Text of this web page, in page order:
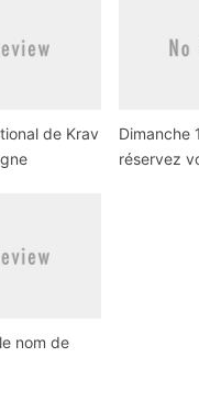
de Krav
Dimanche
réservez
nom de